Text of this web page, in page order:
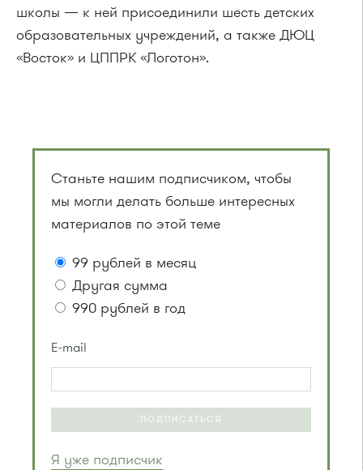
школы — к ней присоединили шесть детских
образовательных учреждений, а также ДЮЦ
«Восток» и ЦППРК «Логотон».
Станьте нашим подписчиком, чтобы
мы могли делать больше интересных
материалов по этой теме
99 рублей в месяц
Другая сумма
990 рублей в год
E-mail
ПОДПИСАТЬСЯ
Я уже подписчик